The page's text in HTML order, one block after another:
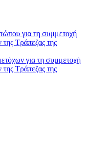
για τη συμμετοχή
Τράπεζας της
για τη συμμετοχή
Τράπεζας της